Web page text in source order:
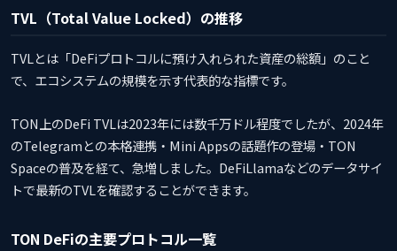
TVL（Total Value Locked）の推移
TVLとは「DeFiプロトコルに預け入れられた資産の総額」のこと
で、エコシステムの規模を示す代表的な指標です。
TON上のDeFi TVLは2023年には数千万ドル程度でしたが、2024年
のTelegramとの本格連携・Mini Appsの話題作の登場・TON
Spaceの普及を経て、急増しました。DeFiLlamaなどのデータサイ
トで最新のTVLを確認することができます。
TON DeFiの主要プロトコル一覧